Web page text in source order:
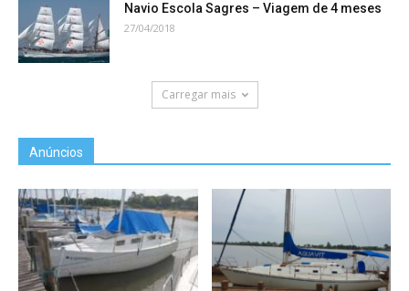
Navio Escola Sagres – Viagem de 4 meses
27/04/2018
Carregar mais
Anúncios